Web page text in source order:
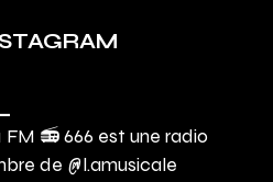
FM 📻666 est une radio
de @l.amusicale